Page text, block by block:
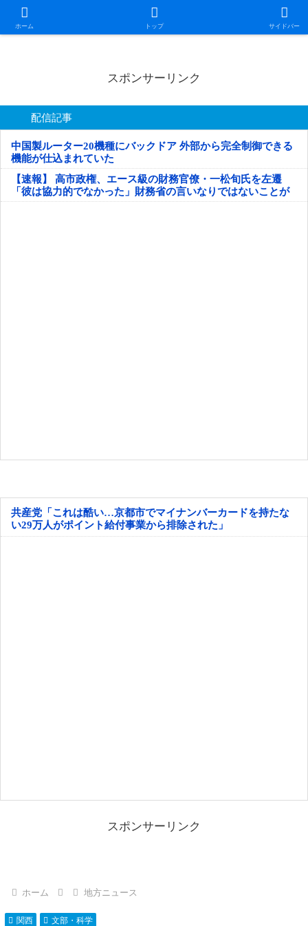
ホーム トップ サイドバー
日本第一！ニュース録
スポンサーリンク
配信記事
中国製ルーター20機種にバックドア 外部から完全制御できる
機能が仕込まれていた
【速報】 高市政権、エース級の財務官僚・一松旬氏を左遷
「彼は協力的でなかった」財務省の言いなりではないことが
判明
共産党「これは酷い…京都市でマイナンバーカードを持たな
い29万人がポイント給付事業から排除された」
スポンサーリンク
ホーム 地方ニュース
関西 文部・科学